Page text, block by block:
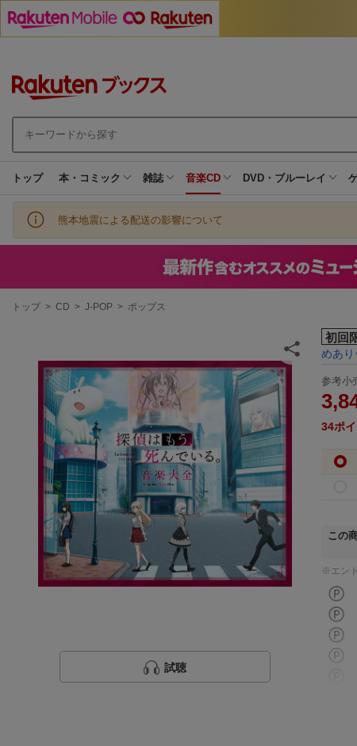
トップ 本・コミック 雑誌 音楽CD DVD・ブルーレイ
熊本地震による配送の影響について
現
トップ > CD > J-POP > ポップス
試聴
初回
めあり
参考小
34ポ
この
※エン